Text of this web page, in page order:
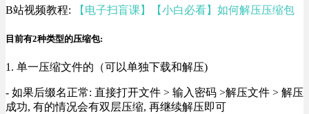
B站视频教程: 【电子扫盲课】【小白必看】如何解压压缩包
目前有2种类型的压缩包:
1. 单一压缩文件的（可以单独下载和解压)
- 如果后缀名正常: 直接打开文件 > 输入密码 >解压文件 > 解压
成功, 有的情况会有双层压缩, 再继续解压即可